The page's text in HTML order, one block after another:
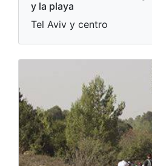
y la playa
Tel Aviv y centro